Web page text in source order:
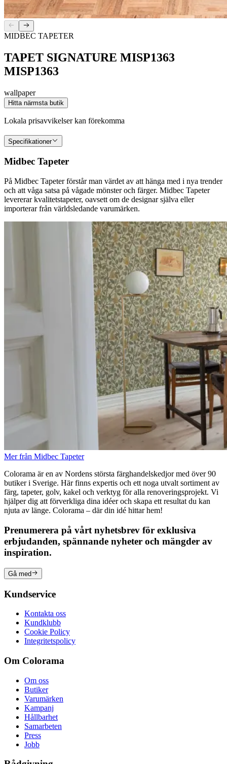
MIDBEC TAPETER
TAPET SIGNATURE MISP1363
MISP1363
wallpaper
Hitta närmsta butik
Lokala prisavvikelser kan förekomma
Specifikationer
Midbec Tapeter
På Midbec Tapeter förstår man värdet av att hänga med i nya trender
och att våga satsa på vågade mönster och färger. Midbec Tapeter
levererar kvalitetstapeter, oavsett om de designar själva eller
importerar från världsledande varumärken.
Mer från Midbec Tapeter
Colorama är en av Nordens största färghandelskedjor med över 90
butiker i Sverige. Här finns expertis och ett noga utvalt sortiment av
färg, tapeter, golv, kakel och verktyg för alla renoveringsprojekt. Vi
hjälper dig att förverkliga dina idéer och skapa ett resultat du kan
njuta av länge. Colorama – där din idé hittar hem!
Prenumerera på vårt nyhetsbrev för exklusiva
erbjudanden, spännande nyheter och mängder av
inspiration.
Gå med
Kundservice
Kontakta oss
Kundklubb
Cookie Policy
Integritetspolicy
Om Colorama
Om oss
Butiker
Varumärken
Kampanj
Hållbarhet
Samarbeten
Press
Jobb